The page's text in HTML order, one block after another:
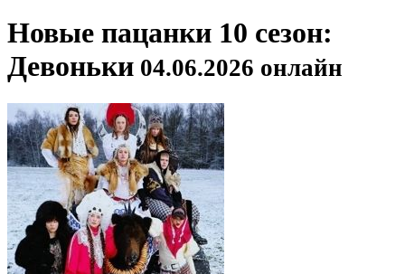
Новые пацанки 10 сезон:
Девоньки 04.06.2026 онлайн